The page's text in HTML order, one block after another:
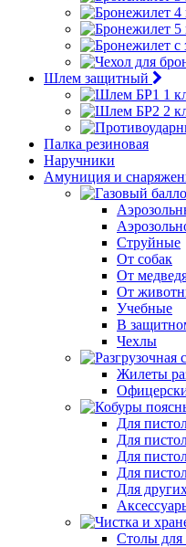
Шлем защитный
1
2
Палка резиновая
Наручники
Амуниция и
Струйные
От собак
От
От
Учебные
В
Чехлы
Жилеты
Для
Для
Для
Для
Для
Столы для